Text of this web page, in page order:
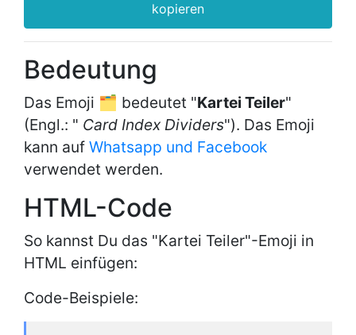
kopieren
Bedeutung
Das Emoji 🗂 bedeutet "Kartei Teiler"
(Engl.: " Card Index Dividers"). Das Emoji
kann auf Whatsapp und Facebook
verwendet werden.
HTML-Code
So kannst Du das "Kartei Teiler"-Emoji in
HTML einfügen:
Code-Beispiele: